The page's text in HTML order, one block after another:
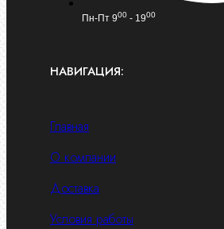
Пн-Пт 900 - 1900
НАВИГАЦИЯ:
Главная
О компании
Доставка
Условия работы